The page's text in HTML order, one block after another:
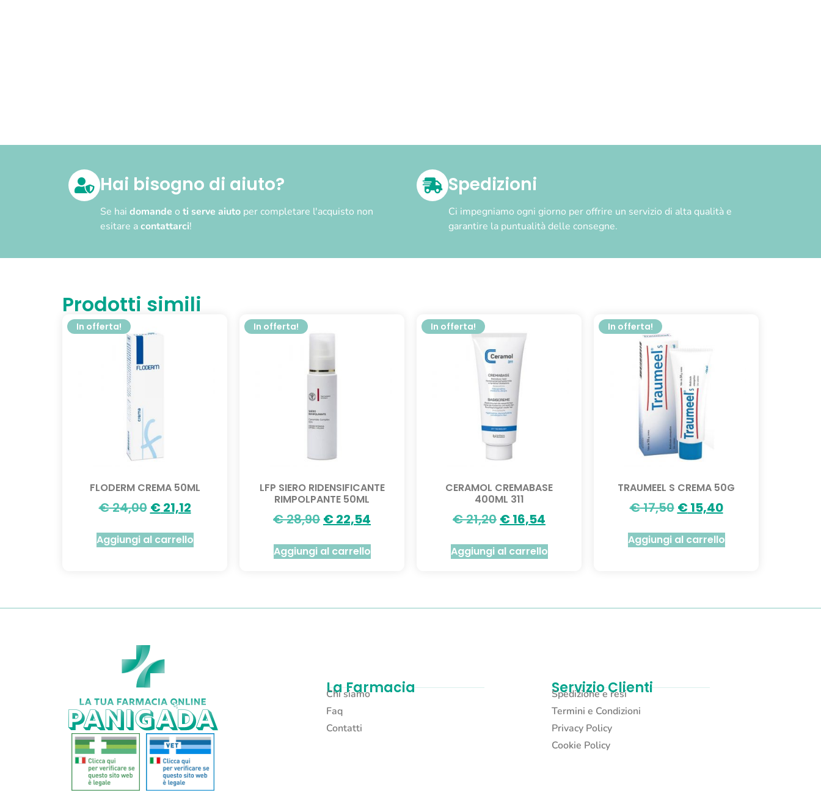
Hai bisogno di aiuto?
Se hai domande o ti serve aiuto per completare l'acquisto non
esitare acontattarci!
Spedizioni
Ci impegniamo ogni giorno per offrire un servizio di alta qualità e
garantire la puntualità delle consegne.
Prodotti simili
In offerta!
FLODERM CREMA 50ML
€24,00 €21,12
Aggiungi al carrello
In offerta!
LFP SIERO RIDENSIFICANTE
RIMPOLPANTE 50ML
€28,90 €22,54
Aggiungi al carrello
In offerta!
CERAMOL CREMABASE
400ML 311
€21,20 €16,54
Aggiungi al carrello
In offerta!
TRAUMEEL S CREMA 50G
€17,50 €15,40
Aggiungi al carrello
La Farmacia
Chi siamo
Faq
Contatti
Servizio Clienti
Spedizione e resi
Termini e Condizioni
Privacy Policy
Cookie Policy